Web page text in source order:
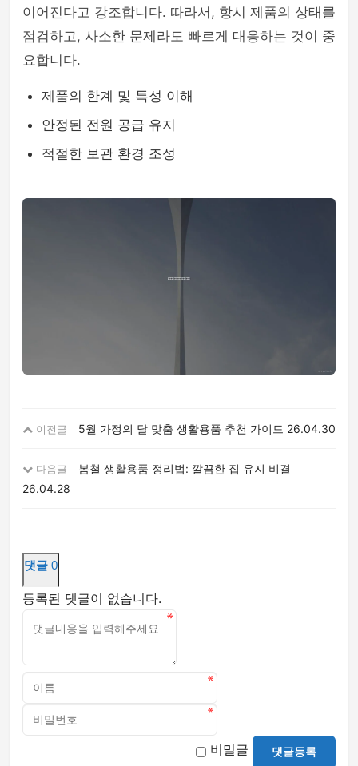
이어진다고 강조합니다. 따라서, 항시 제품의 상태를
점검하고, 사소한 문제라도 빠르게 대응하는 것이 중
요합니다.
제품의 한계 및 특성 이해
안정된 전원 공급 유지
적절한 보관 환경 조성
이전글 5월 가정의 달 맞춤 생활용품 추천 가이드 26.04.30
다음글
봄철 생활용품 정리법: 깔끔한 집 유지 비결
26.04.28
댓글 0
등록된 댓글이 없습니다.
비밀글 댓글등록